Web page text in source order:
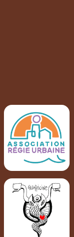
bandeau des